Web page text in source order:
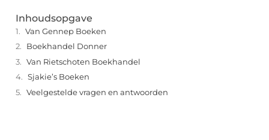
Inhoudsopgave
Van Gennep Boeken
Boekhandel Donner
Van Rietschoten Boekhandel
Sjakie’s Boeken
Veelgestelde vragen en antwoorden